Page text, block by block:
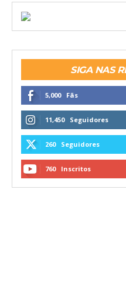
SIGA NAS
5,000 Fãs
11,450 Seguidores
260 Seguidores
760 Inscritos